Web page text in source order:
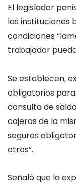
El legislador
las instituciones
condiciones
trabajador
Se establecen,
obligatorios
consulta de
cajeros de la
seguros
otros”.
Señaló que la